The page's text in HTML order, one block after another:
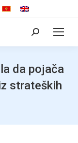
Search:
da pojača
strateških